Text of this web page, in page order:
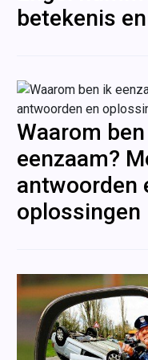
betekenis
Waarom
eenzaam?
antwoorden
oplossingen